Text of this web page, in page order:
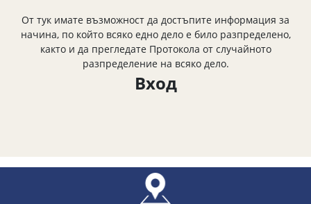
От тук имате възможност да достъпите информация за
начина, по който всяко едно дело е било разпределено,
както и да прегледате Протокола от случайното
разпределение на всяко дело.
Вход